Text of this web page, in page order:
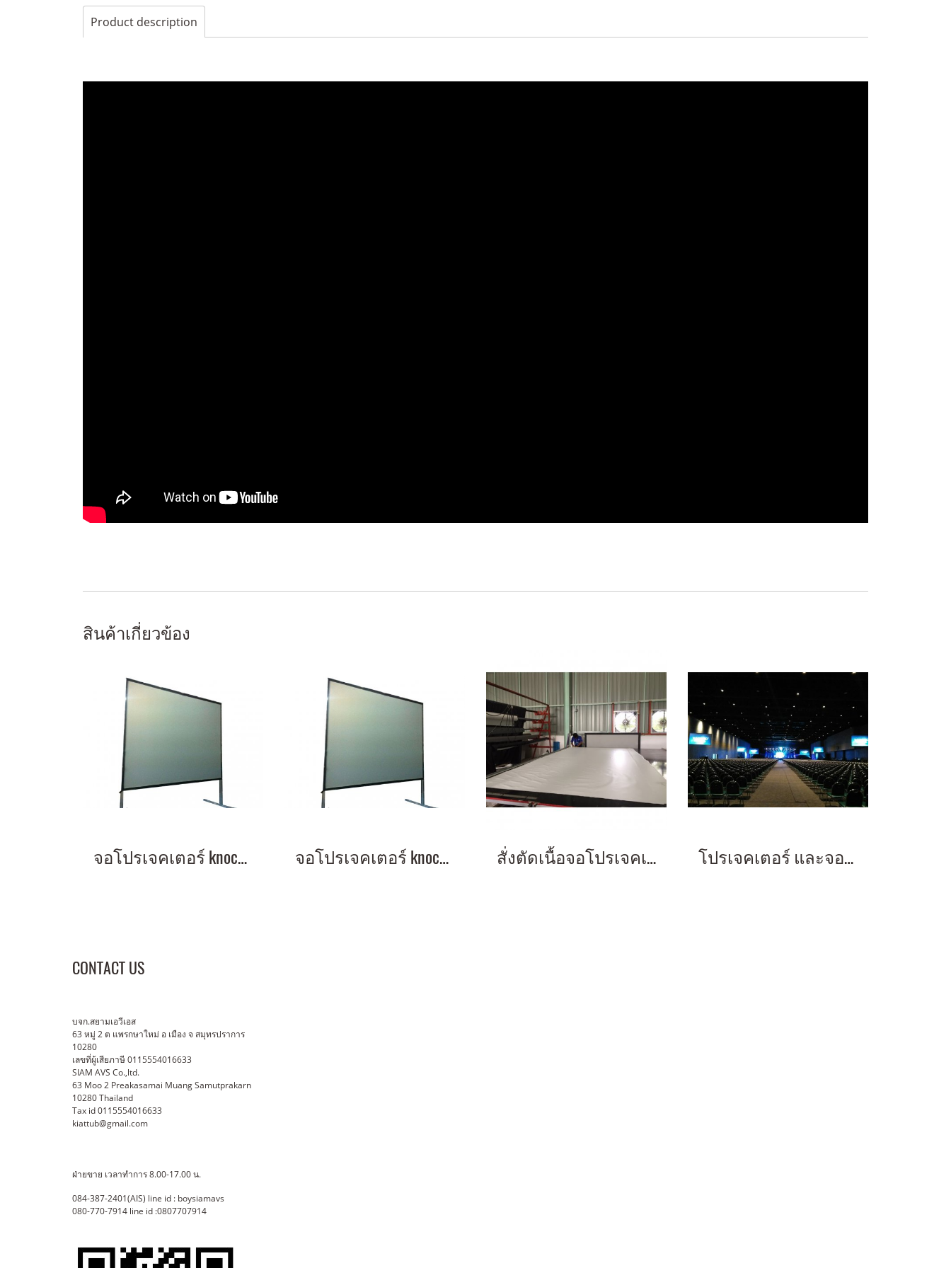
Product description
สินค้าเกี่ยวข้อง
จอโปรเจคเตอร์ knock down 200 นิ้ว 4:3 (3.10x4.10 m) 4:3 จอโปรเจคเตอร์ knock down 120 นิ้ว 4:3 (1.70x2.30 m) 4:3 สั่งตัดเนื้อจอโปรเจคเตอร์ โปรเจคเตอร์ และจอพับให้เช่า 120-400 นิ้ว ฉายหน้า และ ฉายหลัง
CONTACT US
บจก.สยามเอวีเอส
63 หมู่ 2 ต แพรกษาใหม่ อ เมือง จ สมุทรปราการ
10280
เลขที่ผู้เสียภาษี 0115554016633
SIAM AVS Co.,ltd.
63 Moo 2 Preakasamai Muang Samutprakarn
10280 Thailand
Tax id 0115554016633
kiattub@gmail.com
ฝ่ายขาย เวลาทำการ 8.00-17.00 น.
084-387-2401(AIS) line id : boysiamavs
080-770-7914 line id :0807707914